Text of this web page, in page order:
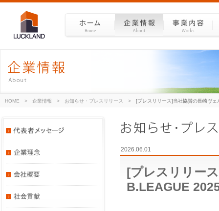
HOME > 企業情報 > お知らせ・プレスリリース > [プレスリリース]当社協賛の長崎ヴ
2026.06.01
[プレスリリー
B.LEAGUE